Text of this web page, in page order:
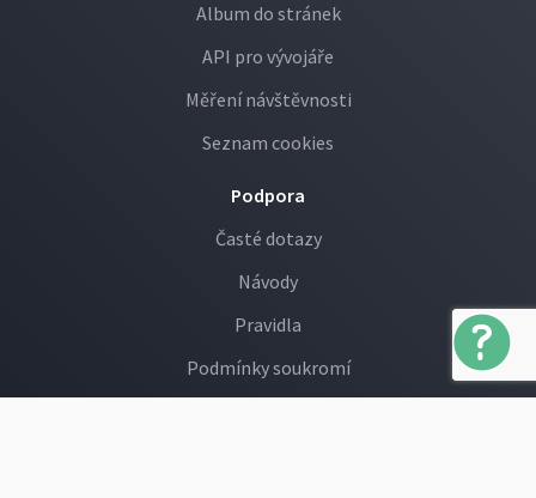
Album do stránek
API pro vývojáře
Měření návštěvnosti
Seznam cookies
Podpora
Časté dotazy
Návody
Pravidla
Podmínky soukromí